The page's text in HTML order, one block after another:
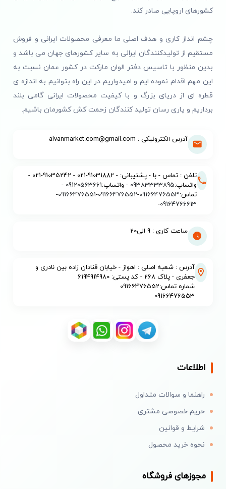
کشورهای اروپایی صادر کند.
چشم انداز کاری و هدف اصلی ما معرفی محصولات ایرانی و فروش
مستقیم از تولیدکنندگان ایرانی به سایر کشورهای جهان می باشد و
بدین منظور با تاسیس دفتر الوان مارکت در کشور عمان نسبت به
این مهم اقدام نموده ایم و امیدواریم در این راه بتوانیم به اندازه ی
قطره ای از دریای بزرگ و با کیفیت محصولات ایرانی گامی بلند
برداریم و یاری رسان تولید کنندگان زحمت کش کشورمان باشیم.
آدرس الکترونیکی : alvanmarket.com@gmail.com
تلفن : تماس - با - پشتیبانی: - 91031882-021 - 91035242-021 -
واتساپ:09383333895 - واتساپ:09120563661
-
تماس:09166476553
-
09166476552
-
09166476551
-
09164766613
-
ساعت کاری : 9 الی20
آدرس : شعبه اصلی : اهواز - خیابان قنادان زاده بین نادری و
جعفری - پلاک 268 - کد پستی: 6194914980
شماره تماس:09166476552
09166476553
اطلاعات
راهنما و سوالات متداول
حریم خصوصی مشتری
شرایط و قوانین
نحوه خرید محصول
مجوزهای فروشگاه